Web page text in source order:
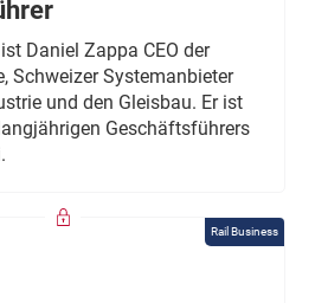
Daniel Zappa CEO der
Schweizer Systemanbieter
und den Gleisbau. Er ist
Geschäftsführers
Rail Business